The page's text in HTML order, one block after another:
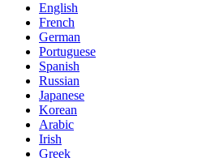
English
French
German
Portuguese
Spanish
Russian
Japanese
Korean
Arabic
Irish
Greek